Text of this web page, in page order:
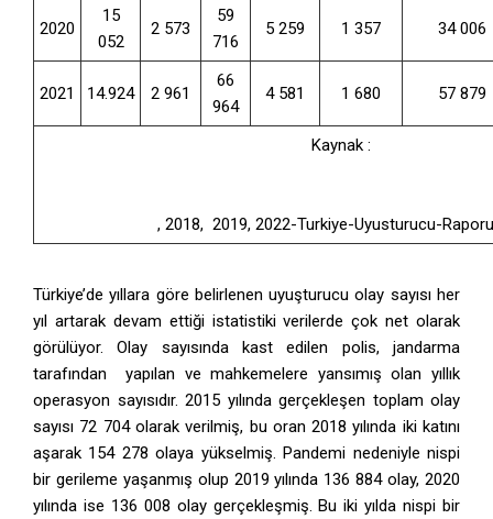
2020
15
052
2 573
59
716
5 259 1 357 34 006
2021 14.924 2 961
66
964
4 581 1 680 57 879
Kaynak :
, 2018, 2019, 2022-Turkiye-Uyusturucu-
Türkiye’de yıllara göre belirlenen uyuşturucu olay sayısı her
yıl artarak devam ettiği istatistiki verilerde çok net olarak
görülüyor. Olay sayısında kast edilen polis, jandarma
tarafından yapılan ve mahkemelere yansımış olan yıllık
operasyon sayısıdır. 2015 yılında gerçekleşen toplam olay
sayısı 72 704 olarak verilmiş, bu oran 2018 yılında iki katını
aşarak 154 278 olaya yükselmiş. Pandemi nedeniyle nispi
bir gerileme yaşanmış olup 2019 yılında 136 884 olay, 2020
yılında ise 136 008 olay gerçekleşmiş. Bu iki yılda nispi bir